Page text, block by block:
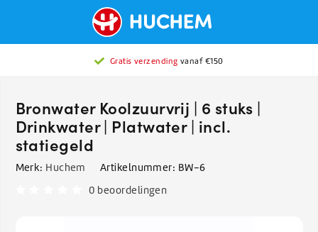
Gratis verzending vanaf €150
Bronwater Koolzuurvrij | 6 stuks |
Drinkwater | Platwater | incl.
statiegeld
Merk: Huchem Artikelnummer: BW-6
0 beoordelingen